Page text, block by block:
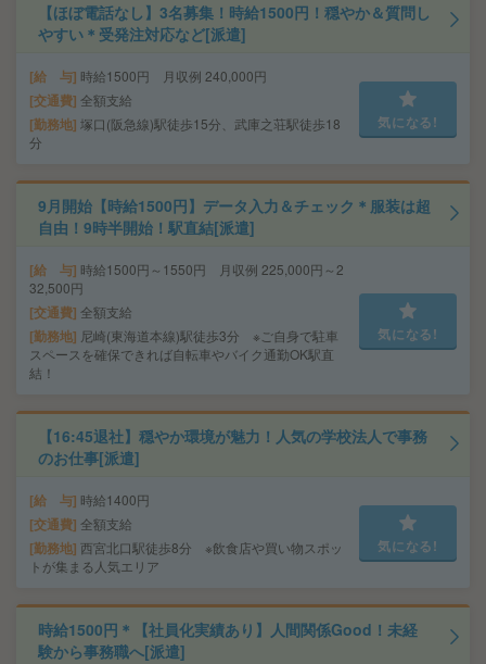
【ほぼ電話なし】3名募集！時給1500円！穏やか＆質問し
やすい＊受発注対応など[派遣]
給 与 時給1500円 月収例 240,000円
交通費 全額支給
勤務地 塚口(阪急線)駅徒歩15分、武庫之荘駅徒歩18
分
気になる!
9月開始【時給1500円】データ入力＆チェック＊服装は超
自由！9時半開始！駅直結[派遣]
給 与 時給1500円～1550円 月収例 225,000円～2
32,500円
交通費 全額支給
勤務地 尼崎(東海道本線)駅徒歩3分 ※ご自身で駐車
スペースを確保できれば自転車やバイク通勤OK駅直
結！
気になる!
【16:45退社】穏やか環境が魅力！人気の学校法人で事務
のお仕事[派遣]
給 与 時給1400円
交通費 全額支給
勤務地 西宮北口駅徒歩8分 ※飲食店や買い物スポッ
トが集まる人気エリア
気になる!
時給1500円＊【社員化実績あり】人間関係Good！未経
験から事務職へ[派遣]